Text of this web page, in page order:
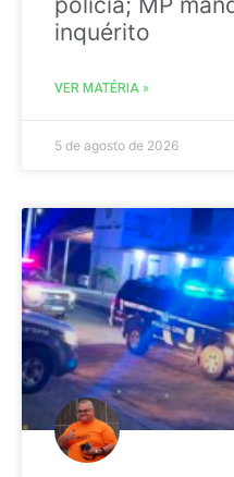
inquérito
VER MATÉRIA »
5 de agosto de 2026